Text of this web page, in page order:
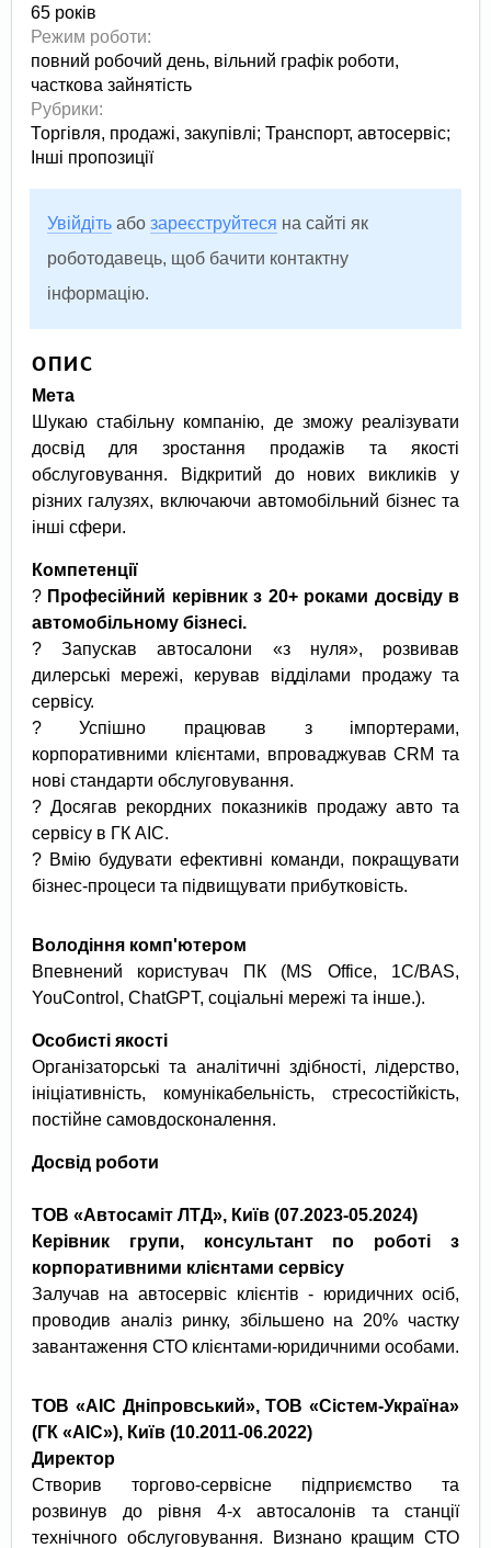
65 років
Режим роботи:
повний робочий день, вільний графік роботи,
часткова зайнятість
Рубрики:
Торгівля, продажі, закупівлі; Транспорт, автосервіс;
Інші пропозиції
Увійдіть абозареєструйтеся на сайті як
роботодавець, щоб бачити контактну
інформацію.
ОПИС
Мета
Шукаю стабільну компанію, де зможу реалізувати
досвід для зростання продажів та якості
обслуговування. Відкритий до нових викликів у
різних галузях, включаючи автомобільний бізнес та
інші сфери.
Компетенції
? Професійний керівник з 20+ роками досвіду в
автомобільному бізнесі.
? Запускав автосалони «з нуля», розвивав
дилерські мережі, керував відділами продажу та
сервісу.
? Успішно працював з імпортерами,
корпоративними клієнтами, впроваджував CRM та
нові стандарти обслуговування.
? Досягав рекордних показників продажу авто та
сервісу в ГК АІС.
? Вмію будувати ефективні команди, покращувати
бізнес-процеси та підвищувати прибутковість.
Володіння комп'ютером
Впевнений користувач ПК (MS Office, 1С/BAS,
YouControl, ChatGPT, соціальні мережі та інше.).
Особисті якості
Організаторські та аналітичні здібності, лідерство,
ініціативність, комунікабельність, стресостійкість,
постійне самовдосконалення.
Досвід роботи
ТОВ «Автосаміт ЛТД», Київ(07.2023-05.2024)
Керівник групи, консультант по роботі з
корпоративними клієнтами сервісу
Залучав на автосервіс клієнтів - юридичних осіб,
проводив аналіз ринку, збільшено на 20% частку
завантаження СТО клієнтами-юридичними особами.
ТОВ «АІС Дніпровський», ТОВ «Сістем-Україна»
(ГК «АІС»), Київ(10.2011-06.2022)
Директор
Створив торгово-сервісне підприємство та
розвинув до рівня 4-х автосалонів та станції
технічного обслуговування. Визнано кращим СТО